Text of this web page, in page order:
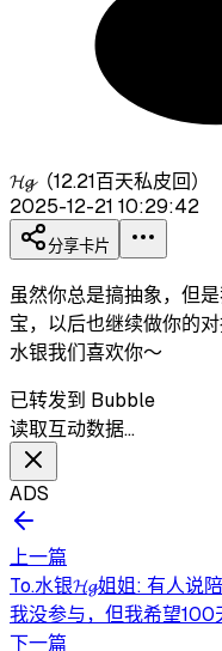
𝓗𝓰（12.21百天私皮回）
2025-12-21 10:29:42
分享卡片
虽然你总是搞抽象，但
宝，以后也继续做你的
水银我们喜欢你～
已转发到 Bubble
读取互动数据…
ADS
上一篇
To.水银𝓗𝓰姐姐: 有人说
我没参与，但我希望100
下一篇